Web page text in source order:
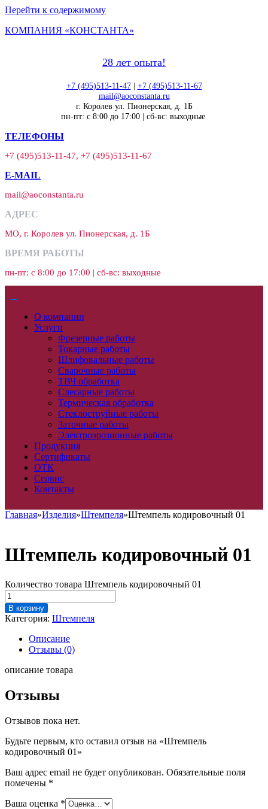
Перейти к содержимому
КОМПАНИЯ «КОНСТАНТА»
28 лет опыта!
+7 (495)513-11-47| +7 (495)513-11-67
mail@aoconstanta.ru
г. Королев ул. Пионерская, д. 1Б
пн-пт: с 8:00 до 17:00 | сб-вс: выходные
ТЕЛЕФОНЫ
+7 (495)513-11-47, +7 (495)513-11-67
E-MAIL
mail@aoconstanta.ru
АДРЕС
МО, г. Королев ул. Пионерская, д. 1Б
ВРЕМЯ РАБОТЫ
пн-пт: с 8:00 до 17:00 | сб-вс: выходные
О компании
Услуги
Фрезерные работы
Токарные работы
Шлифовальные работы
Сварочные работы
ТВЧ обработка
Слесарные работы
Термическая обработка
Стеклоструйные работы
Заточные работы
Электроэрозионные работы
Продукция
Сертификаты
ОТК
Сервис
Контакты
Главная»Изделия»Штемпеля»Штемпель кодировочный 01
Штемпель кодировочный 01
Количество товара Штемпель кодировочный 01
В корзину
Категория: Штемпеля
Описание
Отзывы (0)
описание товара
Отзывы
Отзывов пока нет.
Будьте первым, кто оставил отзыв на «Штемпель
кодировочный 01»
Ваш адрес email не будет опубликован. Обязательные поля
помечены *
Ваша оценка *